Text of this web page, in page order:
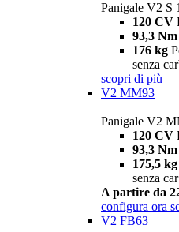
Panigale V2 S
120 CV
93,3 Nm
176 kg
senza
scopri di più
V2 MM93
Panigale V2
120 CV
93,3 Nm
175,5 kg
senza
A partire da
configura ora
V2 FB63